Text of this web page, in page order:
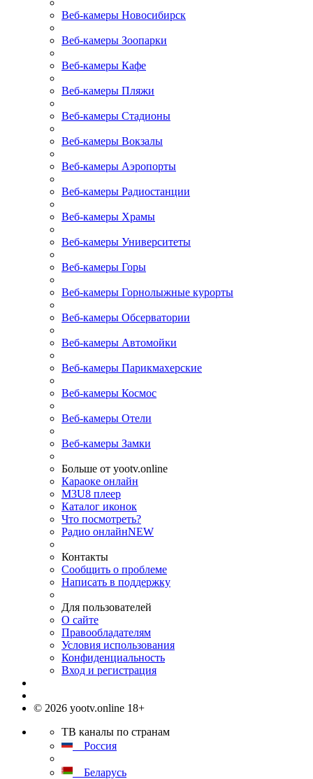
Веб-камеры Новосибирск
Веб-камеры Зоопарки
Веб-камеры Кафе
Веб-камеры Пляжи
Веб-камеры Стадионы
Веб-камеры Вокзалы
Веб-камеры Аэропорты
Веб-камеры Радиостанции
Веб-камеры Храмы
Веб-камеры Университеты
Веб-камеры Горы
Веб-камеры Горнолыжные курорты
Веб-камеры Обсерватории
Веб-камеры Автомойки
Веб-камеры Парикмахерские
Веб-камеры Космос
Веб-камеры Отели
Веб-камеры Замки
Больше от yootv.online
Караоке онлайн
M3U8 плеер
Каталог иконок
Что посмотреть?
Радио онлайнNEW
Контакты
Сообщить о проблеме
Написать в поддержку
Для пользователей
О сайте
Правообладателям
Условия использования
Конфиденциальность
Вход и регистрация
© 2026 yootv.online 18+
ТВ каналы по странам
Россия
Беларусь